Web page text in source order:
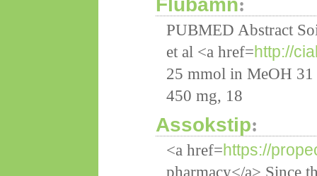
Flubamn:
PUBMED Abstract
et al <a href=http://
25 mmol in MeOH
450 mg, 18
Assokstip:
<a href=https://
pharmacy</a> Since